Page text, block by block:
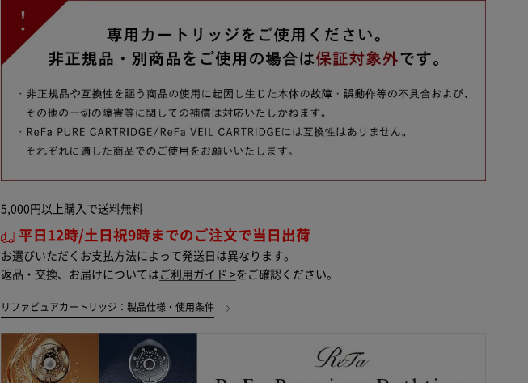
5,000円以上購入で送料無料
平日12時/土日祝9時までのご注文で当日出荷
お選びいただくお支払方法によって発送日は異なります。
返品・交換、お届けについては ご利用ガイド >をご確認ください。
リファピュアカートリッジ：製品仕様・使用条件